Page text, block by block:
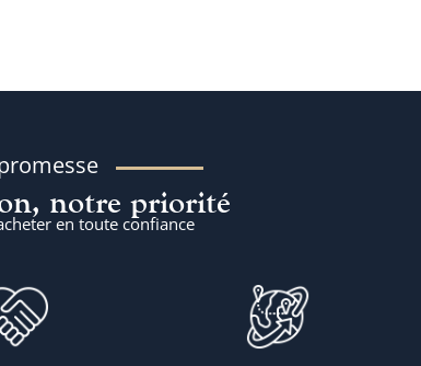
notre priorité
en toute confiance